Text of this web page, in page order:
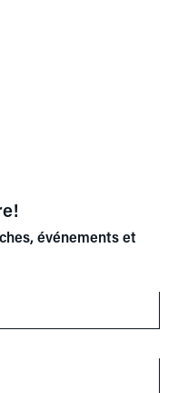
événements et